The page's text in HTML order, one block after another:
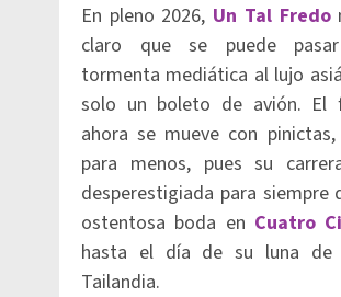
En pleno 2026, Un Tal Fredo
claro que se puede
tormenta mediática al lujo
solo un boleto de avión. El
ahora se mueve con
para menos, pues su
desperestigiada para siempre
ostentosa boda en Cuatro
hasta el día de su luna de
Tailandia.